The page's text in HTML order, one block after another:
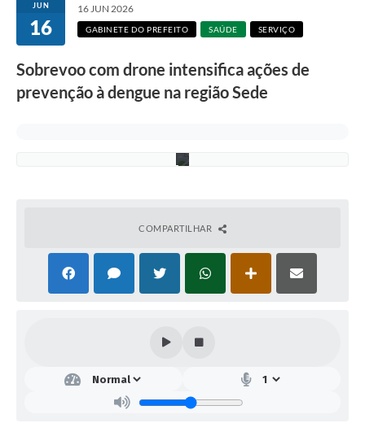
JUN
16
16 JUN 2026
GABINETE DO PREFEITO SAÚDE SERVIÇO
Sobrevoo com drone intensifica ações de
prevenção à dengue na região Sede
l
a
COMPARTILHAR